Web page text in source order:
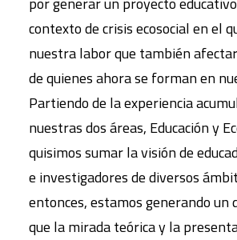
contexto de crisis ecosocial en el
nuestra labor que también
de quienes ahora se forman en
Partiendo de la experiencia
nuestras dos áreas, Educación y
quisimos sumar la visión de
e investigadores de diversos
entonces, estamos generando un
que la mirada teórica y la